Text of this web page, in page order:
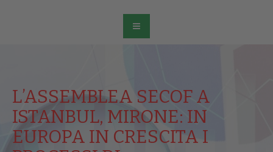
L’ASSEMBLEA SECOF A
ISTANBUL, MIRONE: IN
EUROPA IN CRESCITA I